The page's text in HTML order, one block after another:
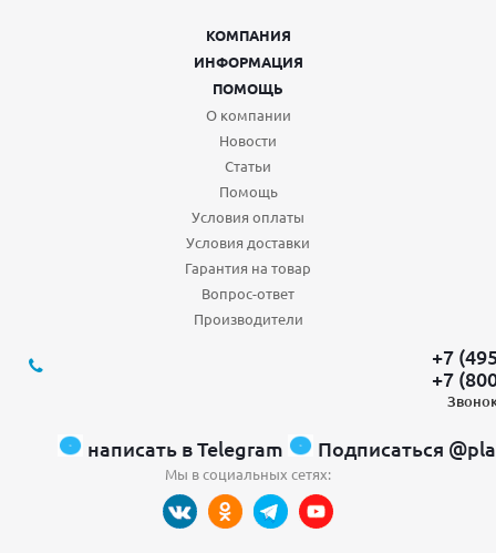
КОМПАНИЯ
ИНФОРМАЦИЯ
ПОМОЩЬ
О компании
Новости
Статьи
Помощь
Условия оплаты
Условия доставки
Гарантия на товар
Вопрос-ответ
Производители
+7
+7
написать в Telegram Подписаться
Мы в социальных сетях: